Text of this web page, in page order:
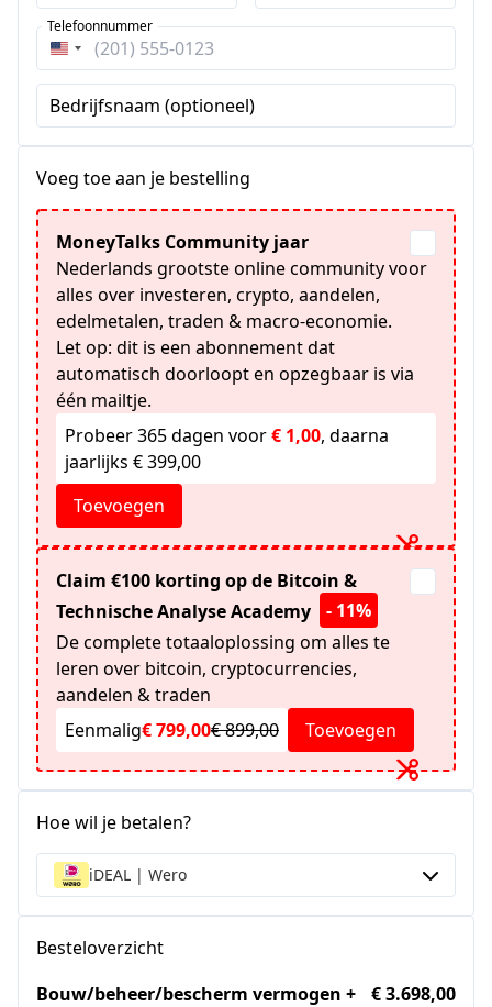
Verenigde
Staten
+1
Telefoonnummer
Bedrijfsnaam (optioneel)
Voeg toe aan je bestelling
MoneyTalks Community jaar
Nederlands grootste online community voor
alles over investeren, crypto, aandelen,
edelmetalen, traden & macro-economie.
Let op: dit is een abonnement dat
automatisch doorloopt en opzegbaar is via
één mailtje.
Probeer 365 dagen voor€ 1,00, daarna
jaarlijks € 399,00
Toevoegen
Claim €100 korting op de Bitcoin &
Technische Analyse Academy
- 11%
De complete totaaloplossing om alles te
leren over bitcoin, cryptocurrencies,
aandelen & traden
Eenmalig€ 799,00€ 899,00 Toevoegen
Hoe wil je betalen?
iDEAL | Wero
Besteloverzicht
Bouw/beheer/bescherm vermogen +
€ 3.698,00